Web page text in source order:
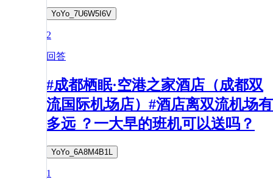
YoYo_7U6W5I6V
2
回答
#成都栖眠·空港之家酒店（成都双
流国际机场店）#酒店离双流机场有
多远 ？一大早的班机可以送吗？
YoYo_6A8M4B1L
1